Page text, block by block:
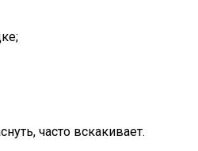
часто вскакивает.